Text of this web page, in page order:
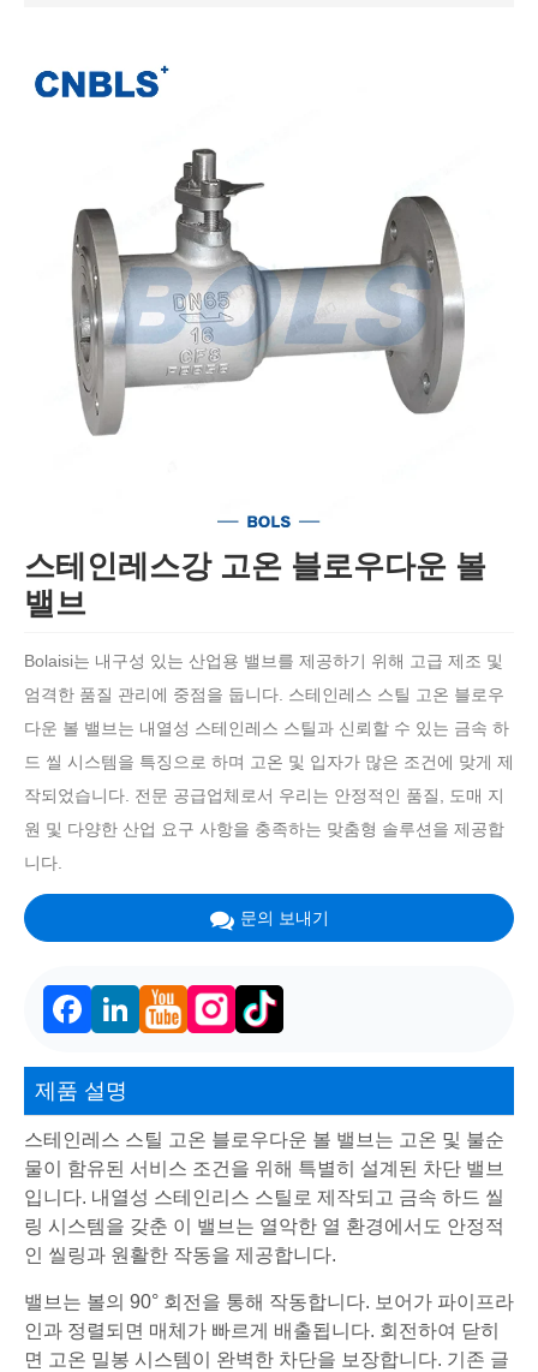
스테인레스강 고온 블로우다운 볼
밸브
Bolaisi는 내구성 있는 산업용 밸브를 제공하기 위해 고급 제조 및
엄격한 품질 관리에 중점을 둡니다. 스테인레스 스틸 고온 블로우
다운 볼 밸브는 내열성 스테인레스 스틸과 신뢰할 수 있는 금속 하
드 씰 시스템을 특징으로 하며 고온 및 입자가 많은 조건에 맞게 제
작되었습니다. 전문 공급업체로서 우리는 안정적인 품질, 도매 지
원 및 다양한 산업 요구 사항을 충족하는 맞춤형 솔루션을 제공합
니다.
문의 보내기
FacebookLinkedIn
제품 설명
스테인레스 스틸 고온 블로우다운 볼 밸브는 고온 및 불순
물이 함유된 서비스 조건을 위해 특별히 설계된 차단 밸브
입니다. 내열성 스테인리스 스틸로 제작되고 금속 하드 씰
링 시스템을 갖춘 이 밸브는 열악한 열 환경에서도 안정적
인 씰링과 원활한 작동을 제공합니다.
밸브는 볼의 90° 회전을 통해 작동합니다. 보어가 파이프라
인과 정렬되면 매체가 빠르게 배출됩니다. 회전하여 닫히
면 고온 밀봉 시스템이 완벽한 차단을 보장합니다. 기존 글